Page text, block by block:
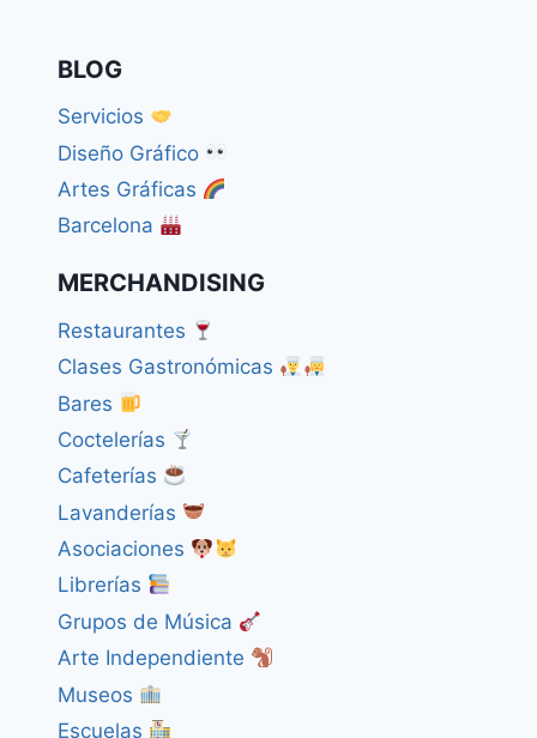
BLOG
Servicios
Diseño Gráfico
Artes Gráficas
Barcelona
MERCHANDISING
Restaurantes
Clases Gastronómicas
Bares
Coctelerías
Cafeterías
Lavanderías
Asociaciones
Librerías
Grupos de Música
Arte Independiente
Museos
Escuelas